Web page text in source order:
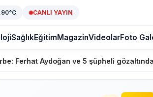
CANLI YAYIN
SağlıkEğitimMagazinVideolarFoto
ve 5 şüpheli gözaltında ABD,